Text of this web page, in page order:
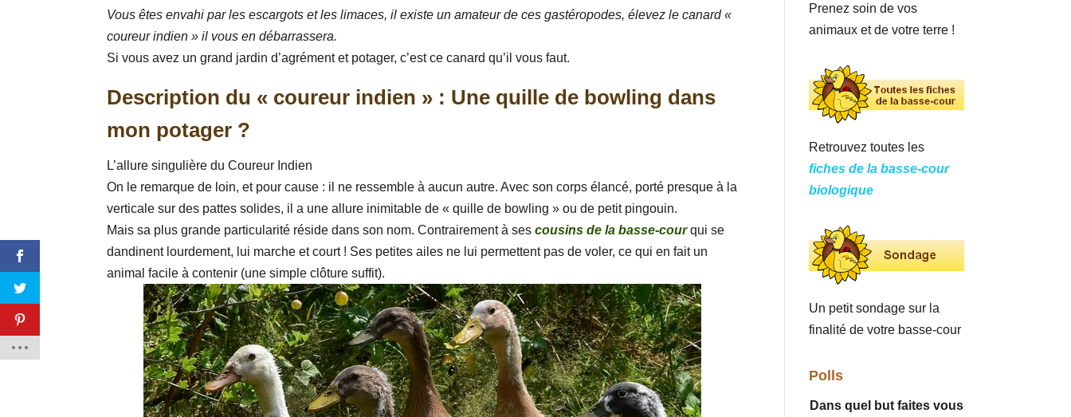
Vous êtes envahi par les escargots et les limaces, il existe un amateur de ces gastéropodes, élevez le canard «
coureur indien » il vous en débarrassera.
Si vous avez un grand jardin d’agrément et potager, c’est ce canard qu’il vous faut.
Description du « coureur indien » : Une quille de bowling dans
mon potager ?
L’allure singulière du Coureur Indien
On le remarque de loin, et pour cause : il ne ressemble à aucun autre. Avec son corps élancé, porté presque à la
verticale sur des pattes solides, il a une allure inimitable de « quille de bowling » ou de petit pingouin.
Mais sa plus grande particularité réside dans son nom. Contrairement à sescousins de la basse-courqui se
dandinent lourdement, lui marche et court ! Ses petites ailes ne lui permettent pas de voler, ce qui en fait un
animal facile à contenir (une simple clôture suffit).
Prenez soin de vos
animaux et de votre terre !
Retrouvez toutes les
fiches de la basse-cour
biologique
Un petit sondage sur la
finalité de votre basse-cour
Polls
Dans quel but faites vous